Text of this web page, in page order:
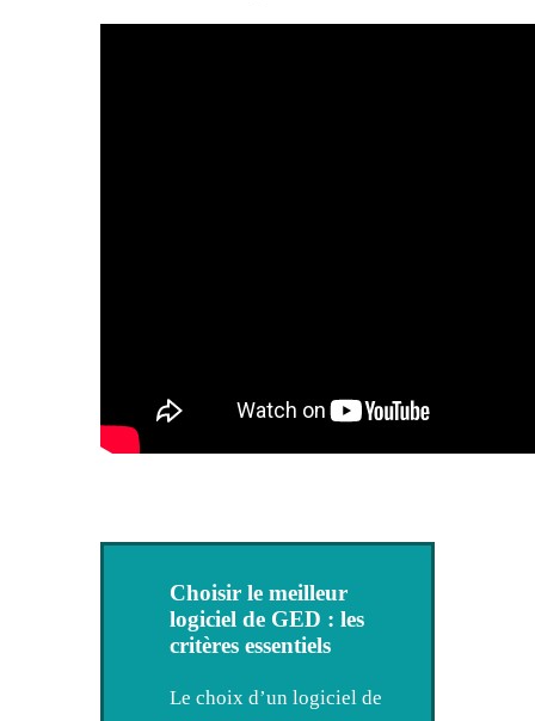
Choisir le meilleur
logiciel de GED : les
critères essentiels
Le choix d’un logiciel de